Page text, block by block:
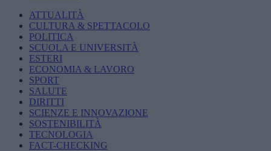
ATTUALITÀ
CULTURA & SPETTACOLO
POLITICA
SCUOLA E UNIVERSITÀ
ESTERI
ECONOMIA & LAVORO
SPORT
SALUTE
DIRITTI
SCIENZE E INNOVAZIONE
SOSTENIBILITÀ
TECNOLOGIA
FACT-CHECKING